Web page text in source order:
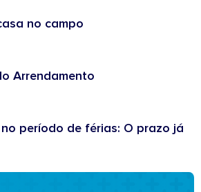
no campo
Arrendamento
período de férias: O prazo já